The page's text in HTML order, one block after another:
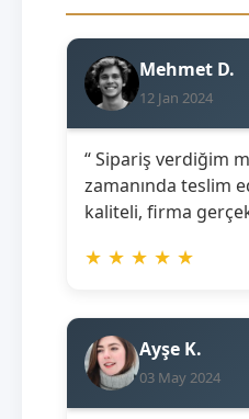
Mehmet D.
12 Jan 2024
“ Sipariş verdiğim
zamanında teslim
kaliteli, firma
★ ★ ★ ★ ★
Ayşe K.
03 May 2024